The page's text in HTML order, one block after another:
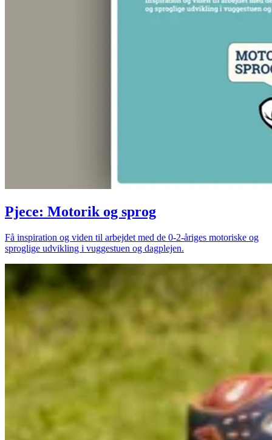
Pjece: Motorik og sprog
Få inspiration og viden til arbejdet med de 0-2-åriges motoriske og
sproglige udvikling i vuggestuen og dagplejen.